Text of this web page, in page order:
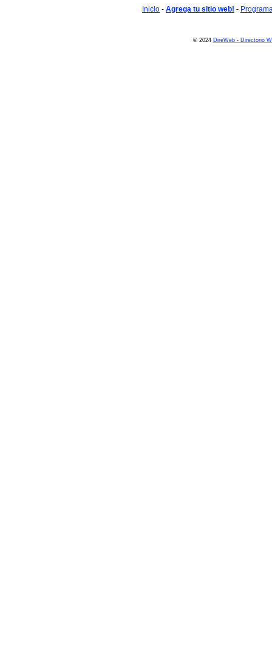
Inicio - Agrega tu sitio web! -
© 2024 DireWeb - Directorio